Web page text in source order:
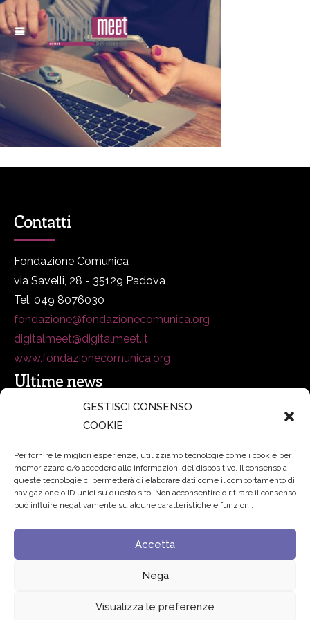
GESTISCI CONSENSO
COOKIE
Per fornire le migliori esperienze, utilizziamo tecnologie come i cookie per
memorizzare e/o accedere alle informazioni del dispositivo. Il consenso a
queste tecnologie ci permetterà di elaborare dati come il comportamento di
navigazione o ID unici su questo sito. Non acconsentire o ritirare il consenso
può influire negativamente su alcune caratteristiche e funzioni.
Accetta
Nega
Visualizza le preferenze
Contatti
Fondazione Comunica
via Savelli, 28 - 35129 Padova
Tel. 049 8076030
fondazione@fondazionecomunica.org
digitalmeet@digitalmeet.it
www.fondazionecomunica.org
Ultime news
secsolutionforum 2026: è Bologna la nuova capitale
Padre Benanti: «Intelligenza artificiale? Contro i nuovi
algoritmi del potere serve una governance condivisa»
Edvance – Digital Education Hub Higher Education